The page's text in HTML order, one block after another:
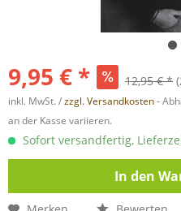
9,95 € * 12,95 € *
inkl. MwSt. /zzgl. Versandkosten-
an der Kasse variieren.
Sofort versandfertig,
In den